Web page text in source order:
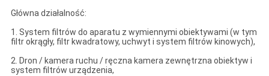
Główna działalność:
1. System filtrów do aparatu z wymiennymi obiektywami (w tym
filtr okrągły, filtr kwadratowy, uchwyt i system filtrów kinowych),
2. Dron / kamera ruchu / ręczna kamera zewnętrzna obiektyw i
system filtrów urządzenia,